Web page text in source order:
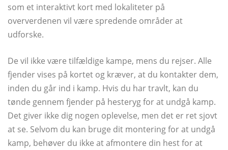
som et interaktivt kort med lokaliteter på
oververdenen vil være spredende områder at
udforske.
De vil ikke være tilfældige kampe, mens du rejser. Alle
fjender vises på kortet og kræver, at du kontakter dem,
inden du går ind i kamp. Hvis du har travlt, kan du
tønde gennem fjender på hesteryg for at undgå kamp.
Det giver ikke dig nogen oplevelse, men det er ret sjovt
at se. Selvom du kan bruge dit montering for at undgå
kamp, ​​behøver du ikke at afmontere din hest for at